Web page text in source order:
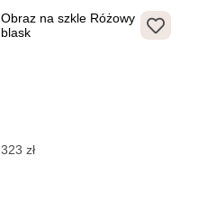
Obraz na szkle Różowy
blask
323 zł